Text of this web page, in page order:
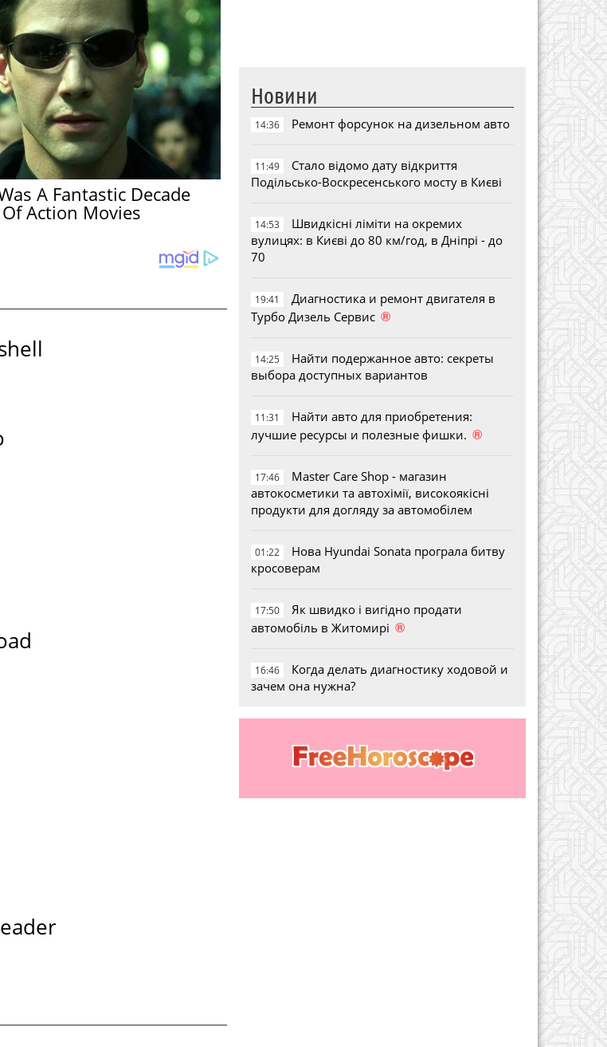
A Fantastic Decade
Of Action Movies
Новини
14:36 Ремонт форсунок на дизельном авто
11:49
Стало відомо дату відкриття
Подільсько-Воскресенського мосту в Києві
14:53
Швидкісні ліміти на окремих
вулицях: в Києві до 80 км/год, в Дніпрі - до
70
19:41
Диагностика и ремонт двигателя в
Турбо Дизель Сервис ®
14:25
Найти подержанное авто: секреты
выбора доступных вариантов
11:31
Найти авто для приобретения:
лучшие ресурсы и полезные фишки. ®
17:46
Master Care Shop - магазин
автокосметики та автохімії, високоякісні
продукти для догляду за автомобілем
01:22
Нова Hyundai Sonata програла битву
кросоверам
17:50
Як швидко і вигідно продати
автомобіль в Житомирі ®
16:46
Когда делать диагностику ходовой и
зачем она нужна?